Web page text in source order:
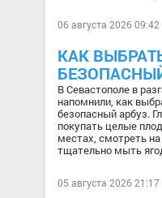
06 августа 2026 09:42
КАК
В Севастополе в
напомнили, как
безопасный арбуз.
покупать целые
местах, смотреть
тщательно мыть
05 августа 2026 21:17